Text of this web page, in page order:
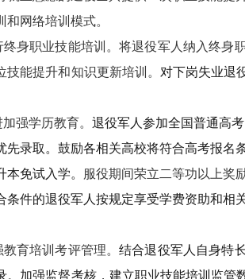
网络培训模式。
终身职业技能培训。将退役军人纳入终身
技能提升和知识更新培训。 对下岗失业退
加强学历教育。 退役军人参加全国普通高
先录取。鼓励各相关高校将符合高考报
本免试入学。
服役期间荣立二等功以上奖
条件的退役军人按规定享受学费资助和相
教育培训考评管理。结合退役军人自身特
。加强监督考核，建立职业技能培训监